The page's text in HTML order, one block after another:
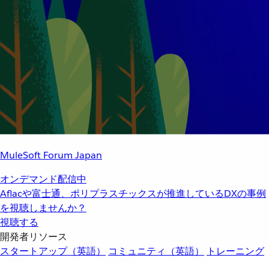
MuleSoft Forum Japan
オンデマンド配信中
Aflacや富士通、ポリプラスチックスが推進しているDXの事例
を視聴しませんか？
視聴する
開発者リソース
スタートアップ（英語）
コミュニティ（英語）
トレーニング